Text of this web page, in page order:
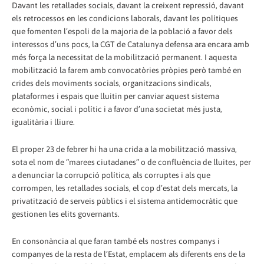
Davant les retallades socials, davant la creixent repressió, davant
els retrocessos en les condicions laborals, davant les polítiques
que fomenten l’espoli de la majoria de la població a favor dels
interessos d’uns pocs, la CGT de Catalunya defensa ara encara amb
més força la necessitat de la mobilització permanent. I aquesta
mobilització la farem amb convocatòries pròpies però també en
crides dels moviments socials, organitzacions sindicals,
plataformes i espais que lluitin per canviar aquest sistema
econòmic, social i polític i a favor d’una societat més justa,
igualitària i lliure.
El proper 23 de febrer hi ha una crida a la mobilització massiva,
sota el nom de “marees ciutadanes” o de confluència de lluites, per
a denunciar la corrupció política, als corruptes i als que
corrompen, les retallades socials, el cop d’estat dels mercats, la
privatització de serveis públics i el sistema antidemocràtic que
gestionen les elits governants.
En consonància al que faran també els nostres companys i
companyes de la resta de l’Estat, emplacem als diferents ens de la